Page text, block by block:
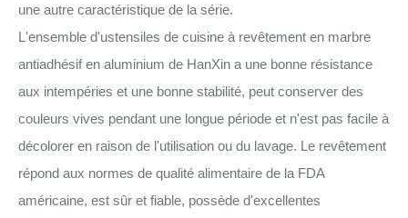
une autre caractéristique de la série.
L'ensemble d'ustensiles de cuisine à revêtement en marbre
antiadhésif en aluminium de HanXin a une bonne résistance
aux intempéries et une bonne stabilité, peut conserver des
couleurs vives pendant une longue période et n'est pas facile à
décolorer en raison de l'utilisation ou du lavage. Le revêtement
répond aux normes de qualité alimentaire de la FDA
américaine, est sûr et fiable, possède d'excellentes